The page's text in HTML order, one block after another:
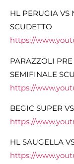
HL PERUGIA VS
SCUDETTO
https://
PARAZZOLI
SEMIFINALE
https://
BEGIC SUPER
https://
HL SAUGELLA
https://